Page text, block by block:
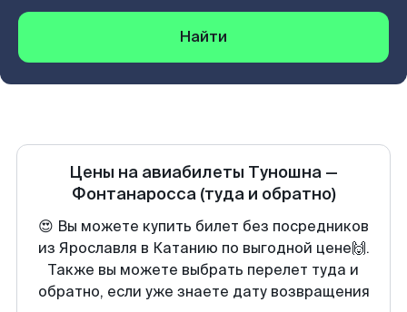
Найти
Цены на авиабилеты Туношна —
Фонтанаросса (туда и обратно)
😍 Вы можете купить билет без посредников
из Ярославля в Катанию по выгодной цене🙌.
Также вы можете выбрать перелет туда и
обратно, если уже знаете дату возвращения